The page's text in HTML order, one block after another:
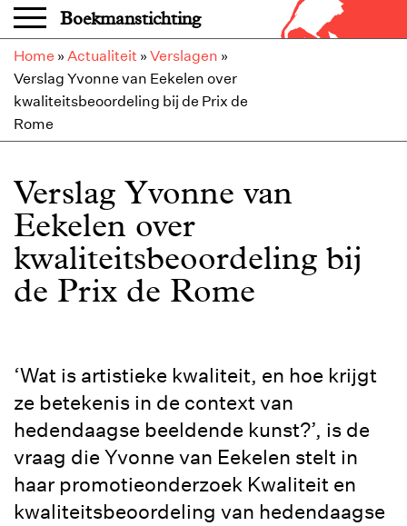
Overslaan en naar de inhoud gaan
Boekmanstichting
Home » Actualiteit » Verslagen »
Verslag Yvonne van Eekelen over
kwaliteitsbeoordeling bij de Prix de
Rome
Verslag Yvonne van
Eekelen over
kwaliteitsbeoordeling bij
de Prix de Rome
‘Wat is artistieke kwaliteit, en hoe krijgt
ze betekenis in de context van
hedendaagse beeldende kunst?’, is de
vraag die Yvonne van Eekelen stelt in
haar promotieonderzoek Kwaliteit en
kwaliteitsbeoordeling van hedendaagse